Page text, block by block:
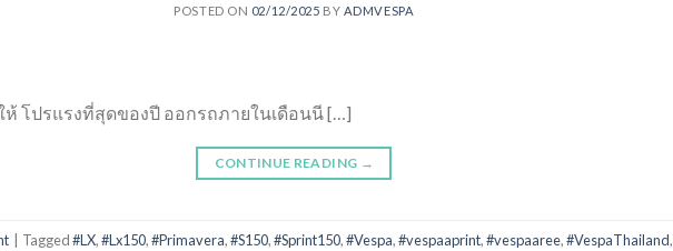
POSTED ON 02/12/2025 BY ADMVESPA
ให้ โปรแรงที่สุดของปี ออกรถภายในเดือนนี […]
CONTINUE READING →
| Tagged#LX,#Lx150,#Primavera,#S150,#Sprint150,#Vespa,#vespaaprint,#vespaaree,#VespaThailand,